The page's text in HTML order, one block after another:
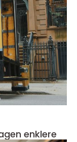
enklere